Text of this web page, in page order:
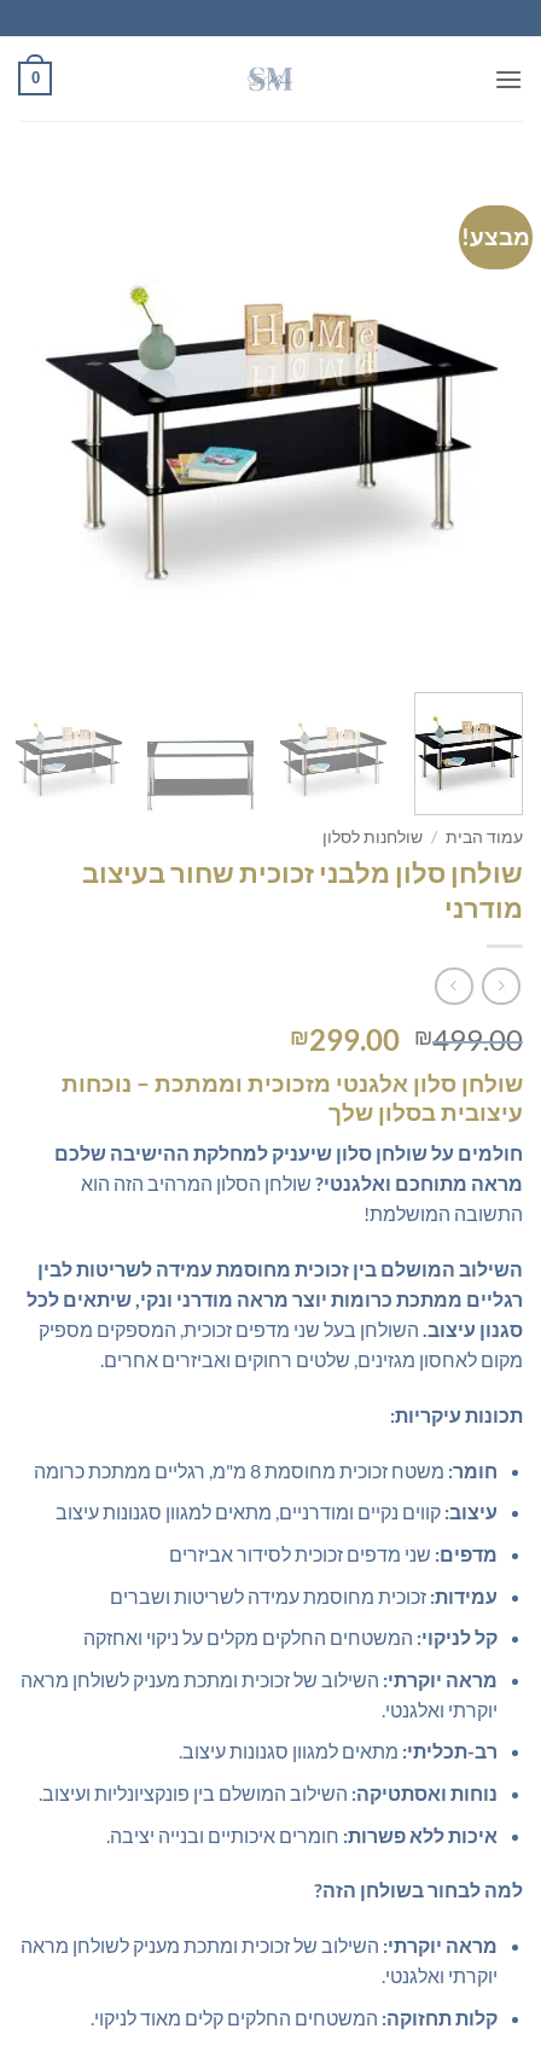
to
content
0
מבצע!
עמוד הבית / שולחנות לסלון
שולחן סלון מלבני זכוכית שחור בעיצוב
מודרני
₪499.00
המחיר
המקורי
היה:
₪499.00.
₪299.00
הוא:
שולחן סלון אלגנטי מזכוכית וממתכת – נוכחות
עיצובית בסלון שלך
חולמים על שולחן סלון שיעניק למחלקת ההישיבה שלכם
מראה מתוחכם ואלגנטי? שולחן הסלון המרהיב הזה הוא
התשובה המושלמת!
השילוב המושלם בין זכוכית מחוסמת עמידה לשריטות לבין
רגליים ממתכת כרומות יוצר מראה מודרני ונקי, שיתאים לכל
סגנון עיצוב. השולחן בעל שני מדפים זכוכית, המספקים מספיק
מקום לאחסון מגזינים, שלטים רחוקים ואביזרים אחרים.
תכונות עיקריות:
חומר: משטח זכוכית מחוסמת 8 מ"מ, רגליים ממתכת כרומה
עיצוב: קווים נקיים ומודרניים, מתאים למגוון סגנונות עיצוב
מדפים: שני מדפים זכוכית לסידור אביזרים
עמידות: זכוכית מחוסמת עמידה לשריטות ושברים
קל לניקוי: המשטחים החלקים מקלים על ניקוי ואחזקה
מראה יוקרתי: השילוב של זכוכית ומתכת מעניק לשולחן מראה
יוקרתי ואלגנטי.
רב-תכליתי: מתאים למגוון סגנונות עיצוב.
נוחות ואסתטיקה: השילוב המושלם בין פונקציונליות ועיצוב.
איכות ללא פשרות: חומרים איכותיים ובנייה יציבה.
למה לבחור בשולחן הזה?
מראה יוקרתי: השילוב של זכוכית ומתכת מעניק לשולחן מראה
יוקרתי ואלגנטי.
קלות תחזוקה: המשטחים החלקים קלים מאוד לניקוי.